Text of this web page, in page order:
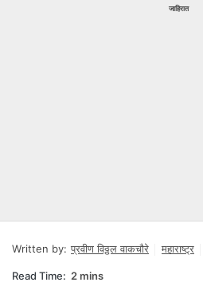
जाहिरात
Written by: प्रवीण विठ्ठल वाकचौरे महाराष्ट्र
Read Time: 2 mins